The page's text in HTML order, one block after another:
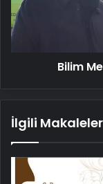
Bilim
İlgili Makaleler